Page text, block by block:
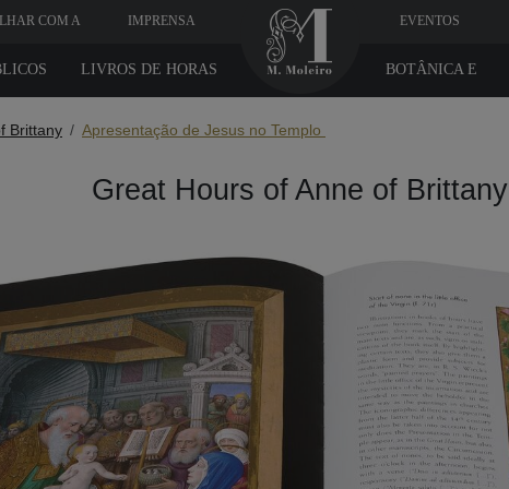
COM A IMPRENSA EVENTOS
LIVROS DE HORAS BOTÂNICA E
Brittany Apresentação de Jesus no Templo
Great Hours of Anne of Brittany